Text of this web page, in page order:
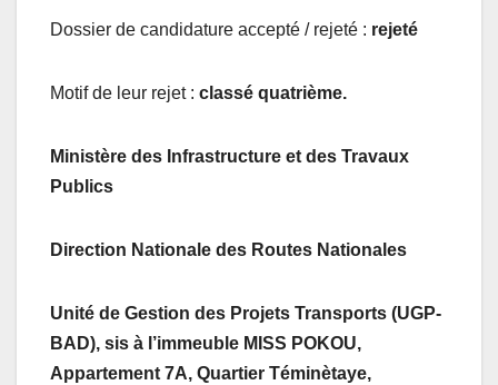
Dossier de candidature accepté / rejeté : rejeté
Motif de leur rejet : classé quatrième.
Ministère des Infrastructure et des Travaux
Publics
Direction Nationale des Routes Nationales
Unité de Gestion des Projets Transports (UGP-
BAD), sis à l’immeuble MISS POKOU,
Appartement 7A, Quartier Téminètaye,